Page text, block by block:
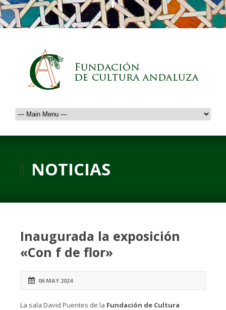
NOTICIAS
Inaugurada la exposición
«Con f de flor»
06 MAY 2024
La sala David Puentes de la Fundación de Cultura